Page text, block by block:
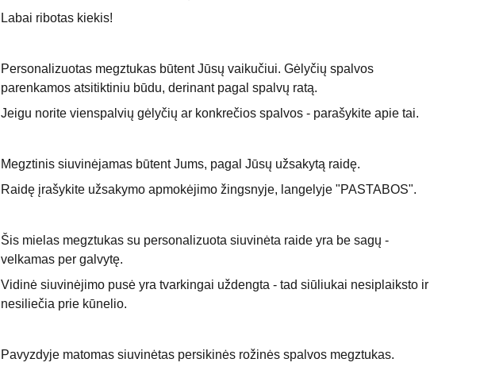
Labai ribotas kiekis!
Personalizuotas megztukas būtent Jūsų vaikučiui. Gėlyčių spalvos
parenkamos atsitiktiniu būdu, derinant pagal spalvų ratą.
Jeigu norite vienspalvių gėlyčių ar konkrečios spalvos - parašykite apie tai.
Megztinis siuvinėjamas būtent Jums, pagal Jūsų užsakytą raidę.
Raidę įrašykite užsakymo apmokėjimo žingsnyje, langelyje "PASTABOS".
Šis mielas megztukas su personalizuota siuvinėta raide yra be sagų -
velkamas per galvytę.
Vidinė siuvinėjimo pusė yra tvarkingai uždengta - tad siūliukai nesiplaiksto ir
nesiliečia prie kūnelio.
Pavyzdyje matomas siuvinėtas persikinės rožinės spalvos megztukas.